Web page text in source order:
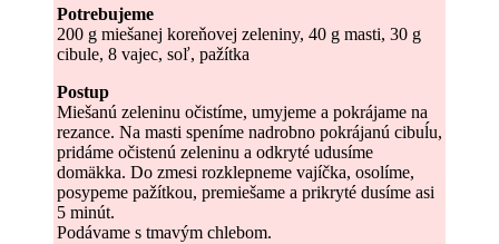
Potrebujeme
200 g miešanej koreňovej zeleniny, 40 g masti, 30 g
cibule, 8 vajec, soľ, pažítka
Postup
Miešanú zeleninu očistíme, umyjeme a pokrájame na
rezance. Na masti speníme nadrobno pokrájanú cibuĺu,
pridáme očistenú zeleninu a odkryté udusíme
domäkka. Do zmesi rozklepneme vajíčka, osolíme,
posypeme pažítkou, premiešame a prikryté dusíme asi
5 minút.
Podávame s tmavým chlebom.